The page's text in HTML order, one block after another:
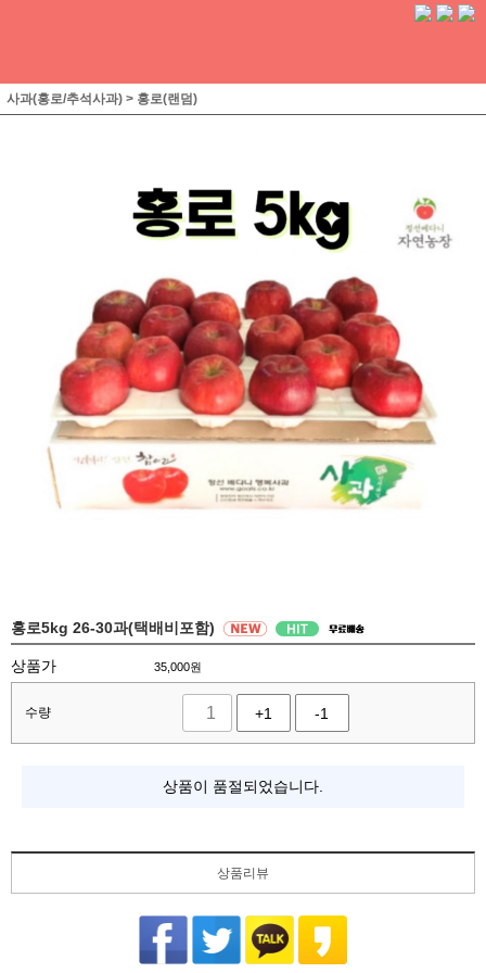
사과(홍로/추석사과) > 홍로(랜덤)
홍로5kg 26-30과(택배비포함)
상품가 35,000원
수량 +1 -1
상품이 품절되었습니다.
상품리뷰